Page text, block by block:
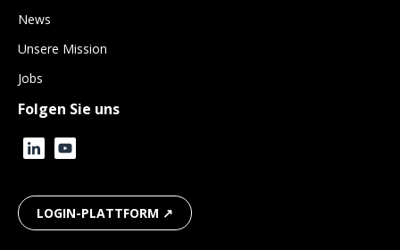
News
Unsere Mission
Jobs
Folgen Sie uns
LOGIN-PLATTFORM ↗